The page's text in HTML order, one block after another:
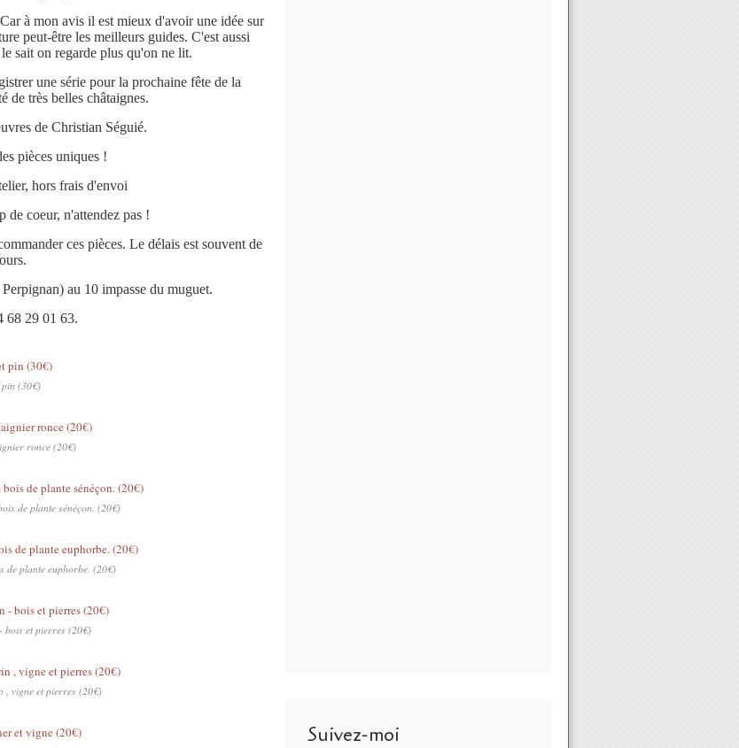
à mon avis il est mieux d'avoir une idée sur
peut-être les meilleurs guides. C'est aussi
sait on regarde plus qu'on ne lit.
une série pour la prochaine fête de la
de très belles châtaignes.
de Christian Séguié.
pièces uniques !
hors frais d'envoi
de coeur, n'attendez pas !
ces pièces. Le délais est souvent de
au 10 impasse du muguet.
68 29 01 63.
(30€)
ronce (20€)
de plante sénéçon. (20€)
de plante euphorbe. (20€)
bois et pierres (20€)
, vigne et pierres (20€)
Suivez-moi